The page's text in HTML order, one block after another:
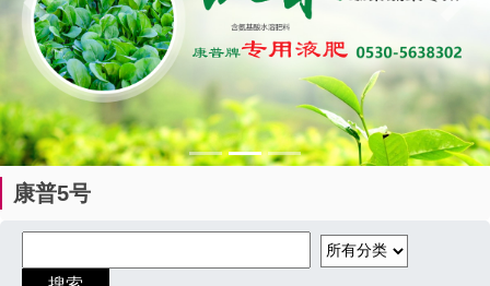
Previous
康普5号